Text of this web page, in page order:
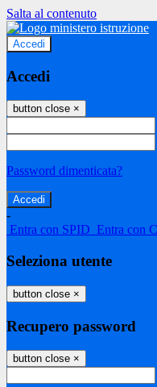
Salta al contenuto
Accedi
Accedi
button close ×
Password dimenticata?
-
Entra con SPID Entra con
Seleziona utente
button close ×
Recupero password
button close ×